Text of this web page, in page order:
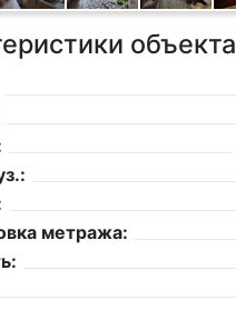
объекта
метража: